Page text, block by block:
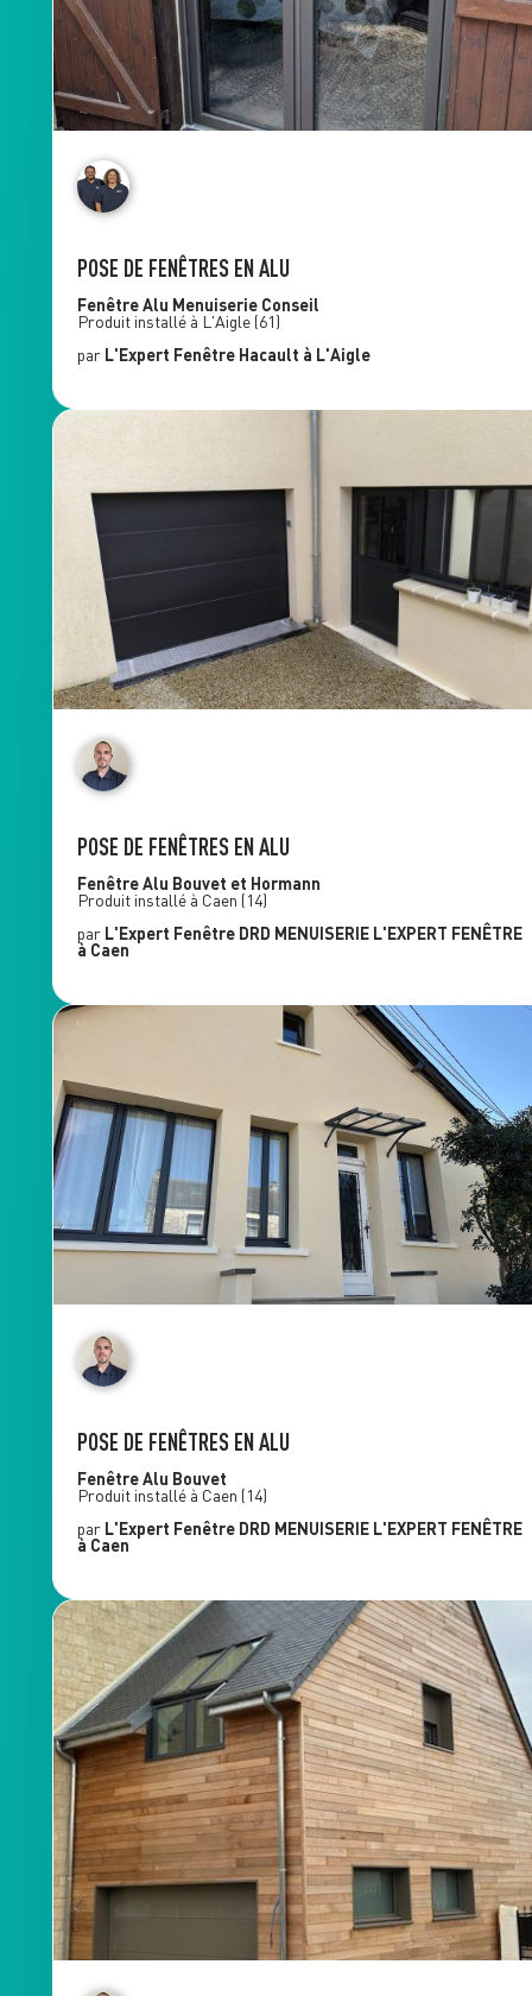
POSE DE FENÊTRES EN ALU
Fenêtre Alu Menuiserie Conseil
Produit installé à L'Aigle (61)
par L'Expert Fenêtre Hacault à L'Aigle
POSE DE FENÊTRES EN ALU
Fenêtre Alu Bouvet et Hormann
Produit installé à Caen (14)
par L'Expert Fenêtre DRD MENUISERIE L'EXPERT FENÊTRE
à Caen
POSE DE FENÊTRES EN ALU
Fenêtre Alu Bouvet
Produit installé à Caen (14)
par L'Expert Fenêtre DRD MENUISERIE L'EXPERT FENÊTRE
à Caen